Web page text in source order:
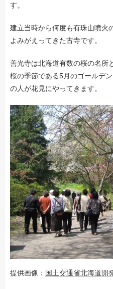
す。
建立当時から何度も有珠山噴火
よみがえってきた古寺です。
善光寺は北海道有数の桜の名所
桜の季節である5月のゴールデ
の人が花見にやってきます。
提供画像： 国土交通省北海道開